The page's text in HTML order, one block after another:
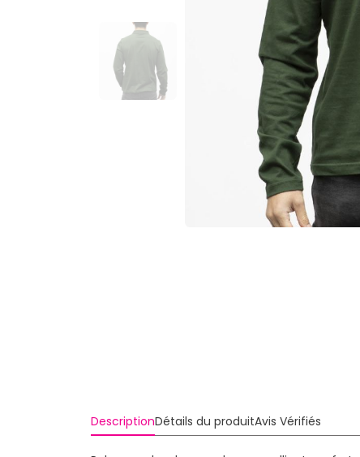
DescriptionDétails du produitAvis Vérifiés